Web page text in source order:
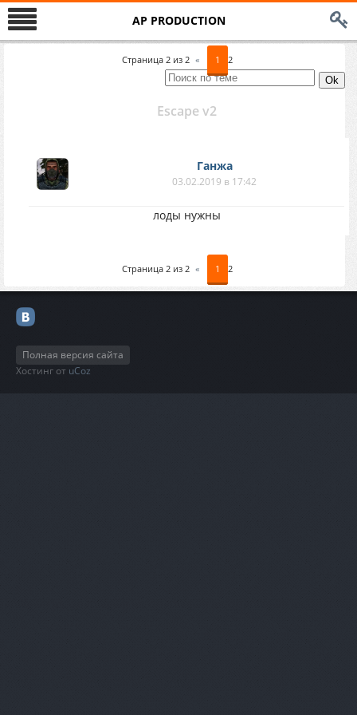
AP PRODUCTION
Страница 2 из 2 « 1 2
Escape v2
Ганжа
03.02.2019 в 17:42
лоды нужны
Страница 2 из 2 « 1 2
Полная версия сайта
Хостинг от uCoz